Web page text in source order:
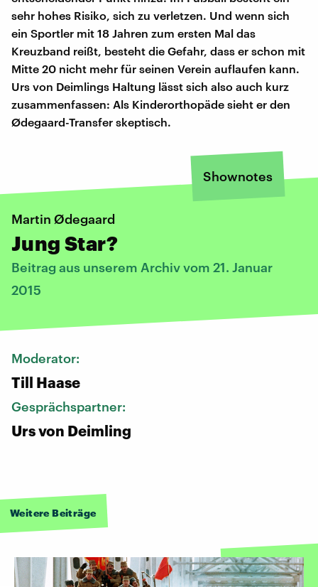
sehr hohes Risiko, sich zu verletzen. Und wenn sich
ein Sportler mit 18 Jahren zum ersten Mal das
Kreuzband reißt, besteht die Gefahr, dass er schon mit
Mitte 20 nicht mehr für seinen Verein auflaufen kann.
Urs von Deimlings Haltung lässt sich also auch kurz
zusammenfassen: Als Kinderorthopäde sieht er den
Ødegaard-Transfer skeptisch.
Shownotes
Martin Ødegaard
Jung Star?
Beitrag aus unserem Archiv vom 21. Januar
2015
Moderator:
Till Haase
Gesprächspartner:
Urs von Deimling
Weitere Beiträge